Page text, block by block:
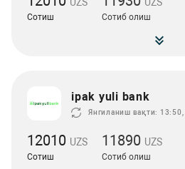
Сотиш Сотиб олиш
ipak yuli bank
Янгиланиш вақти:
12010 UZS
Сотиш
11890 UZS
Сотиб олиш